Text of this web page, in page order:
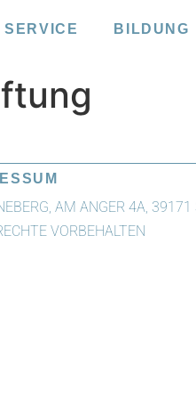
BILDUNG
AM ANGER 4A, 39171
VORBEHALTEN